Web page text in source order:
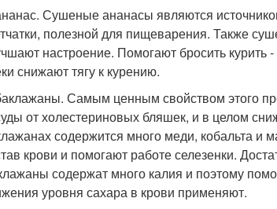
Сушеные ананасы являются
полезной для пищеварения. Также
настроение. Помогают бросить курить
снижают тягу к курению.
Самым ценным свойством этого
от холестериновых бляшек, и в целом
содержится много меди, кобальта и
крови и помогают работе селезенки.
содержат много калия и поэтому
уровня сахара в крови применяют.